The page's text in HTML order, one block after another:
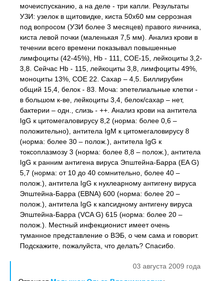
мочеиспусканию, а на деле - три капли. Результаты
УЗИ: узелок в щитовидке, киста 50х60 мм серрозная
под вопросом (УЗИ более 3 месяцев) правого яичника,
киста левой почки (маленькая 7,5 мм). Анализ крови в
течении всего времени показывал повышенные
лимфоциты (42-45%), Hb - 111, СОЕ-15, лейкоциты 3,2-
3,8. Сейчас Hb - 115, лейкоциты 3,8, лимфоциты 49%,
моноциты 13%, СОЕ 22. Сахар – 4,5. Биллирубин
общий 15,4, белок - 83. Моча: эпетелиальные клетки -
в большом к-ве, лейкоциты 3,4, белок/сахар – нет,
бактерии – одн., слизь - ++. Анализ крови на антитела
IgG к цитомегаловирусу 8,2 (норма: более 0,6 –
положительно), антитела IgМ к цитомегаловирусу 8
(норма: более 30 – полож.), антитела IgG к
токсоплазмозу 3 (норма: более 8,8 – полож.), антитела
IgG к ранним антигена вируса Эпштейна-Барра (EA G)
5,7 (норма: от 10 до 40 сомнительно, более 40 –
полож.), антитела IgG к нуклеарному антигену вируса
Эпштейна-Барра (EBNA) 600 (норма: более 20 –
полож.), антитела IgG к капсидному антигену вируса
Эпштейна-Барра (VCA G) 615 (норма: более 20 –
полож.). Местный инфекционист имеет очень
туманное представление о ВЭБ, о чем сама и говорит.
Подскажите, пожалуйста, что делать? Спасибо.
03 августа 2009 года